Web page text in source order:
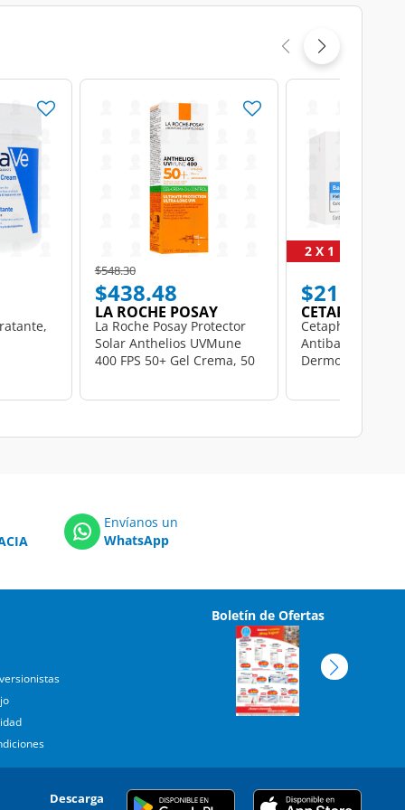
Price reduced from
$548.30to
$438.48
LA ROCHE POSAY
La Roche Posay Protector
Solar Anthelios UVMune
400 FPS 50+ Gel Crema, 50
$215.78
CETAPHIL
Cetaphil Barra
Antibacterial
2 X 1
Envíanos un
WhatsApp
Boletín de Ofertas
Descarga